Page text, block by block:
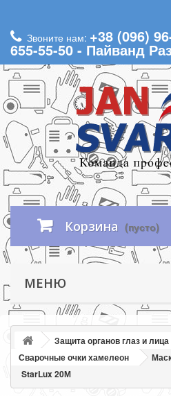
Звоните нам: +38 (096)
655-55-50 - Пайванд
Корзина (пусто)
МЕНЮ
Защита органов глаз и лица
Сварочные очки хамелеон
StarLux 20М